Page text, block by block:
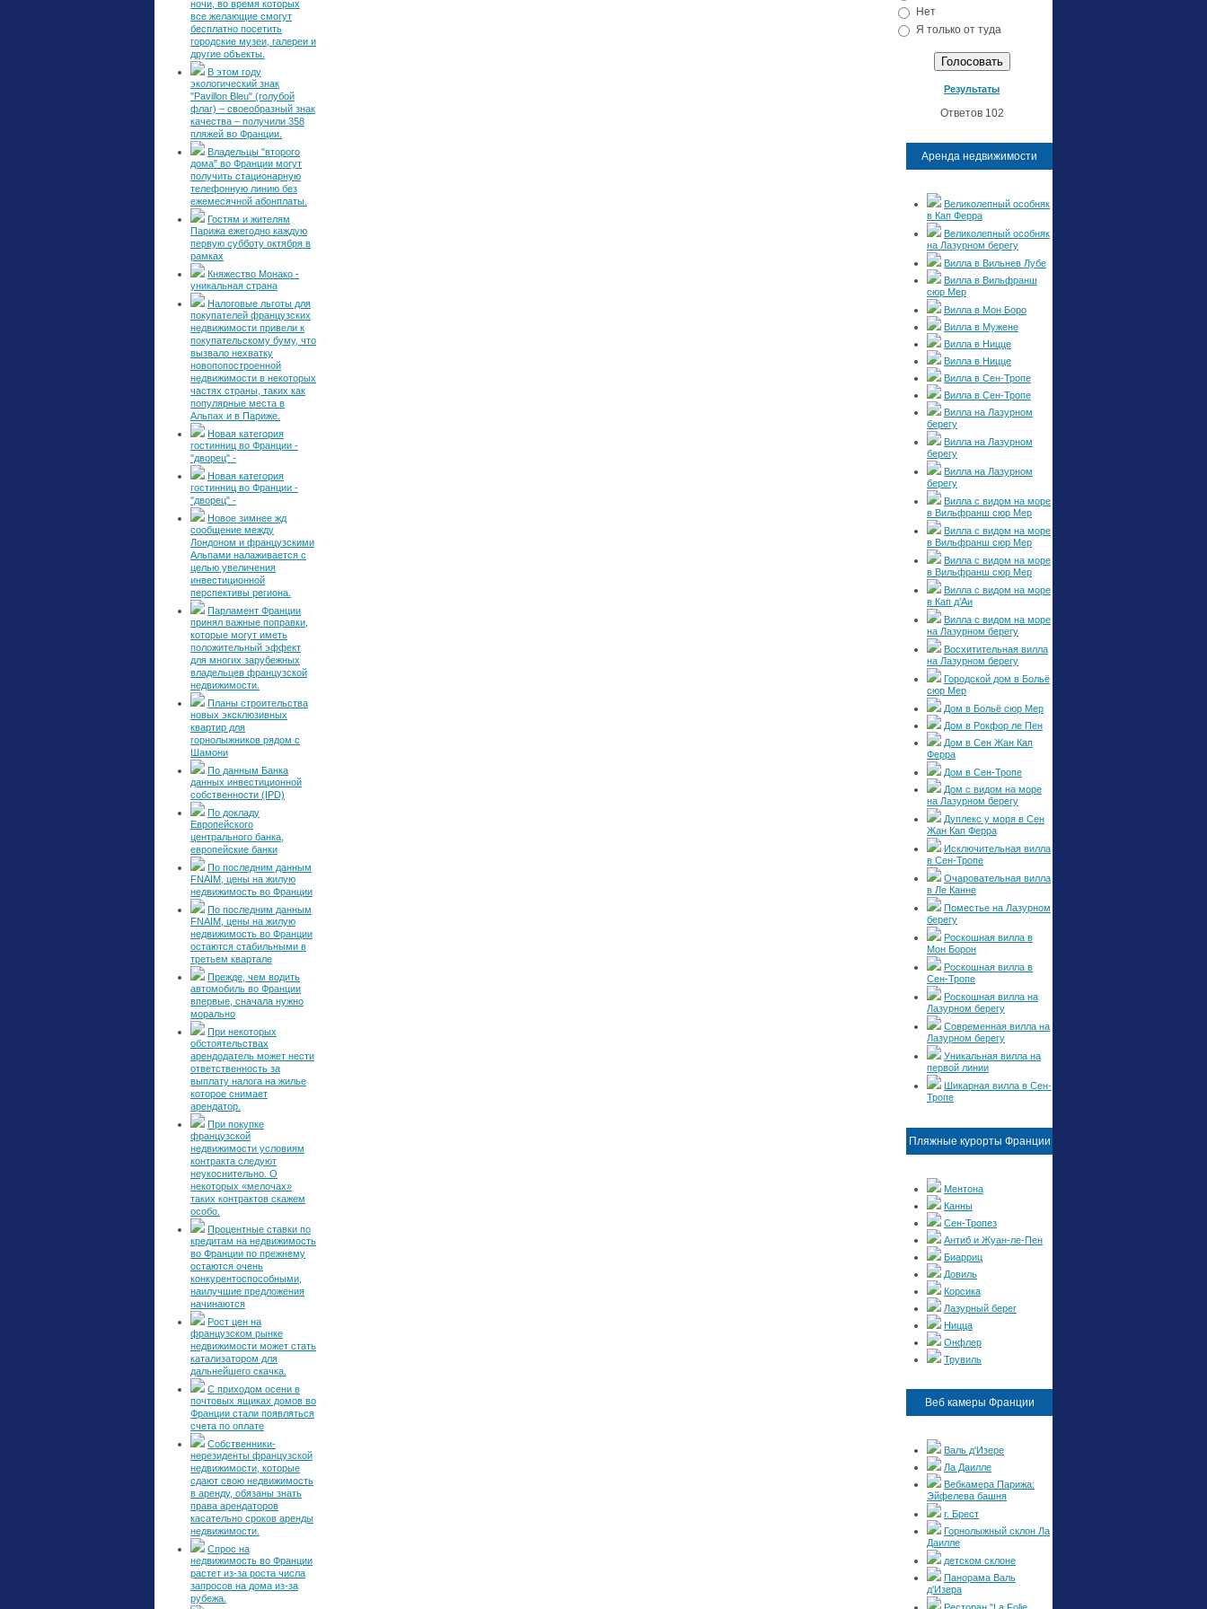
ночи, во время которых
все желающие смогут
бесплатно посетить
городские музеи, галереи и
другие объекты.
В этом году
экологический знак
"Pavillon Bleu" (голубой
флаг) – своеобразный знак
качества – получили 358
пляжей во Франции.
Владельцы "второго
дома" во Франции могут
получить стационарную
телефонную линию без
ежемесячной абонплаты.
Гостям и жителям
Парижа ежегодно каждую
первую субботу октября в
рамках
Княжество Монако -
уникальная страна
Налоговые льготы для
покупателей французских
недвижимости привели к
покупательскому буму, что
вызвало нехватку
новопопостроенной
недвижимости в некоторых
частях страны, таких как
популярные места в
Альпах и в Париже.
Новая категория
гостинниц во Франции -
"дворец" -
Новая категория
гостинниц во Франции -
"дворец" -
Новое зимнее жд
сообщение между
Лондоном и французскими
Альпами налаживается с
целью увеличения
инвестиционной
перспективы региона.
Парламент Франции
принял важные поправки,
которые могут иметь
положительный эффект
для многих зарубежных
владельцев французской
недвижимости.
Планы строительства
новых эксклюзивных
квартир для
горнолыжников рядом с
Шамони
По данным Банка
данных инвестиционной
собственности (IPD)
По докладу
Европейского
центрального банка,
европейские банки
По последним данным
FNAIM, цены на жилую
недвижимость во Франции
По последним данным
FNAIM, цены на жилую
недвижимость во Франции
остаются стабильными в
третьем квартале
Прежде, чем водить
автомобиль во Франции
впервые, сначала нужно
морально
При некоторых
обстоятельствах
арендодатель может нести
ответственность за
выплату налога на жилье
которое снимает
арендатор.
При покупке
французской
недвижимости условиям
контракта следуют
неукоснительно. О
некоторых «мелочах»
таких контрактов скажем
особо.
Процентные ставки по
кредитам на недвижимость
во Франции по прежнему
остаются очень
конкурентоспособными,
наилучшие предложения
начинаются
Рост цен на
французском рынке
недвижимости может стать
катализатором для
дальнейшего скачка.
С приходом осени в
почтовых ящиках домов во
Франции стали появляться
счета по оплате
Собственники-
нерезиденты французской
недвижимости, которые
сдают свою недвижимость
в аренду, обязаны знать
права арендаторов
касательно сроков аренды
недвижимости.
Спрос на
недвижимость во Франции
растет из-за роста числа
запросов на дома из-за
рубежа.
Нет
Я только от туда
Результаты
Ответов 102
Аренда недвижимости
Великолепный особняк
в Кап Ферра
Великолепный особняк
на Лазурном берегу
Вилла в Вильнев Лубе
Вилла в Вильфранш
сюр Мер
Вилла в Мон Боро
Вилла в Мужене
Вилла в Ницце
Вилла в Ницце
Вилла в Сен-Тропе
Вилла в Сен-Тропе
Вилла на Лазурном
берегу
Вилла на Лазурном
берегу
Вилла на Лазурном
берегу
Вилла с видом на море
в Вильфранш сюр Мер
Вилла с видом на море
в Вильфранш сюр Мер
Вилла с видом на море
в Вильфранш сюр Мер
Вилла с видом на море
в Кап д’Аи
Вилла с видом на море
на Лазурном берегу
Восхитительная вилла
на Лазурном берегу
Городской дом в Больё
сюр Мер
Дом в Больё сюр Мер
Дом в Рокфор ле Пен
Дом в Сен Жан Кап
Ферра
Дом в Сен-Тропе
Дом с видом на море
на Лазурном берегу
Дуплекс у моря в Сен
Жан Кап Ферра
Исключительная вилла
в Сен-Тропе
Очаровательная вилла
в Ле Канне
Поместье на Лазурном
берегу
Роскошная вилла в
Мон Борон
Роскошная вилла в
Сен-Тропе
Роскошная вилла на
Лазурном берегу
Современная вилла на
Лазурном берегу
Уникальная вилла на
первой линии
Шикарная вилла в Сен-
Тропе
Пляжные курорты Франции
Ментона
Канны
Сен-Тропез
Антиб и Жуан-ле-Пен
Биарриц
Довиль
Корсика
Лазурный берег
Ницца
Онфлер
Трувиль
Веб камеры Франции
Валь д'Изере
Ла Даилле
Вебкамера Парижа:
Эйфелева башня
г. Брест
Горнолыжный склон Ла
Даилле
детском склоне
Панорама Валь
д'Изера